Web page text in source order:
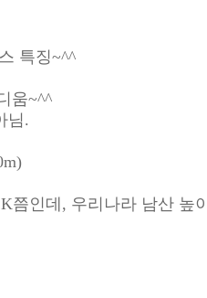
특징~^^
움~^^
님.
쯤인데, 우리나라 남산 높